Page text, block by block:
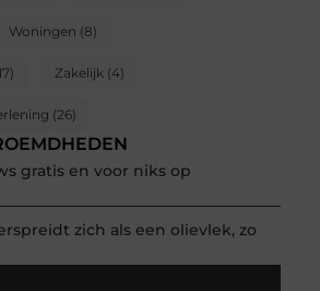
Woningen (8)
Zakelijk(4)
(26)
gratis en voor niks op
zich als een olievlek, zo